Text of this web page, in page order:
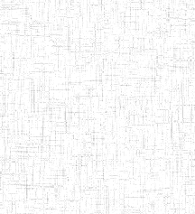
08/2015 ENIEG Privé
06/2016 ENIEG Privé